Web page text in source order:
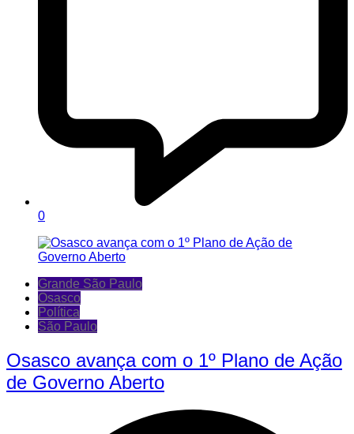
0
Grande São Paulo
Osasco
Política
São Paulo
Osasco avança com o 1º Plano de Ação
de Governo Aberto